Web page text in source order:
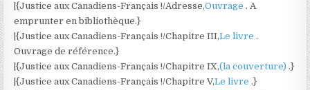
|{Justice aux Canadiens-Français !/Adresse,Ouvrage. A
emprunter en bibliothèque.}
|{Justice aux Canadiens-Français !/Chapitre III,Le livre.
Ouvrage de référence.}
|{Justice aux Canadiens-Français !/Chapitre IX,(la couverture).}
|{Justice aux Canadiens-Français !/Chapitre V,Le livre.}